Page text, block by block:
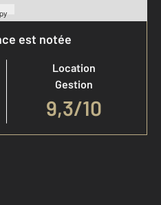
est notée
Location
Gestion
9,3/10